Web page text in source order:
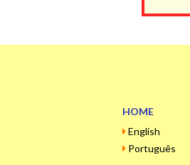
HOME
English
Português